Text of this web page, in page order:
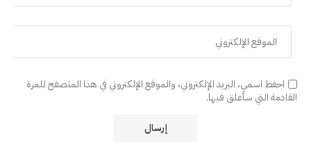
احفظ اسمي، البريد الإلكتروني، والموقع الإلكتروني في هذا المتصفح للمرة
القادمة التي سأعلق فيها.